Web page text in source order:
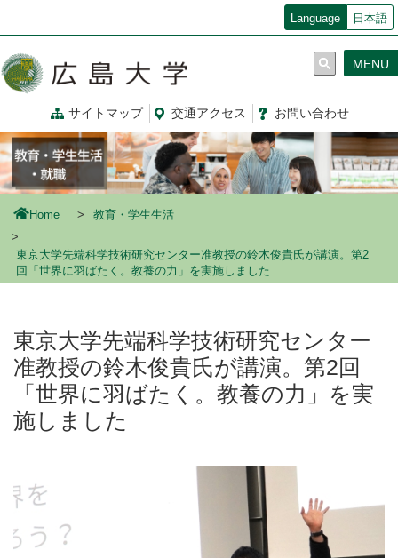
コ
ン
ツ
に
移
動
Language 日本語
サイトマップ 交通アクセス お問い合わせ
MENU
Home 教育・学生生活
東京大学先端科学技術研究センター准教授の鈴木俊貴氏が講演。第2
回「世界に羽ばたく。教養の力」を実施しました
東京大学先端科学技術研究センター
准教授の鈴木俊貴氏が講演。第2回
「世界に羽ばたく。教養の力」を実
施しました